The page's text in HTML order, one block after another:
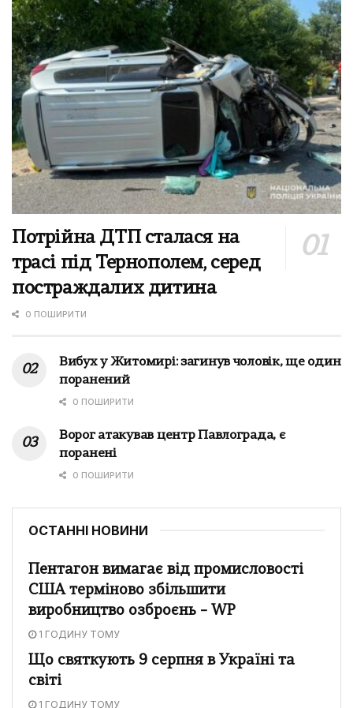
Потрійна ДТП сталася на
трасі під Тернополем, серед
постраждалих дитина
0 ПОШИРИТИ
Вибух у Житомирі: загинув чоловік, ще один
поранений
0 ПОШИРИТИ
Ворог атакував центр Павлограда, є
поранені
0 ПОШИРИТИ
ОСТАННІ НОВИНИ
Пентагон вимагає від промисловості
США терміново збільшити
виробництво озброєнь – WP
1 ГОДИНУ ТОМУ
Що святкують 9 серпня в Україні та
світі
1 ГОДИНУ ТОМУ